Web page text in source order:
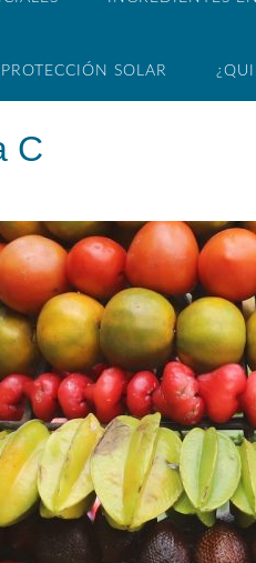
PROTECCIÓN SOLAR
C